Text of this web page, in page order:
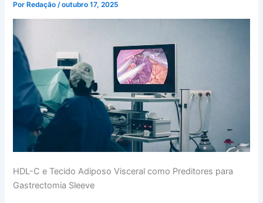
Por Redação/outubro 17, 2025
HDL-C e Tecido Adiposo Visceral como Preditores para
Gastrectomia Sleeve